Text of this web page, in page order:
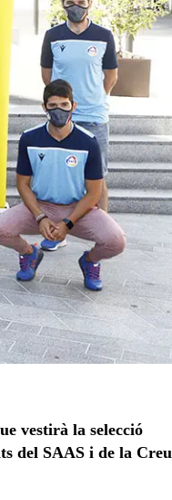
vestirà la selecció
del SAAS i de la Creu